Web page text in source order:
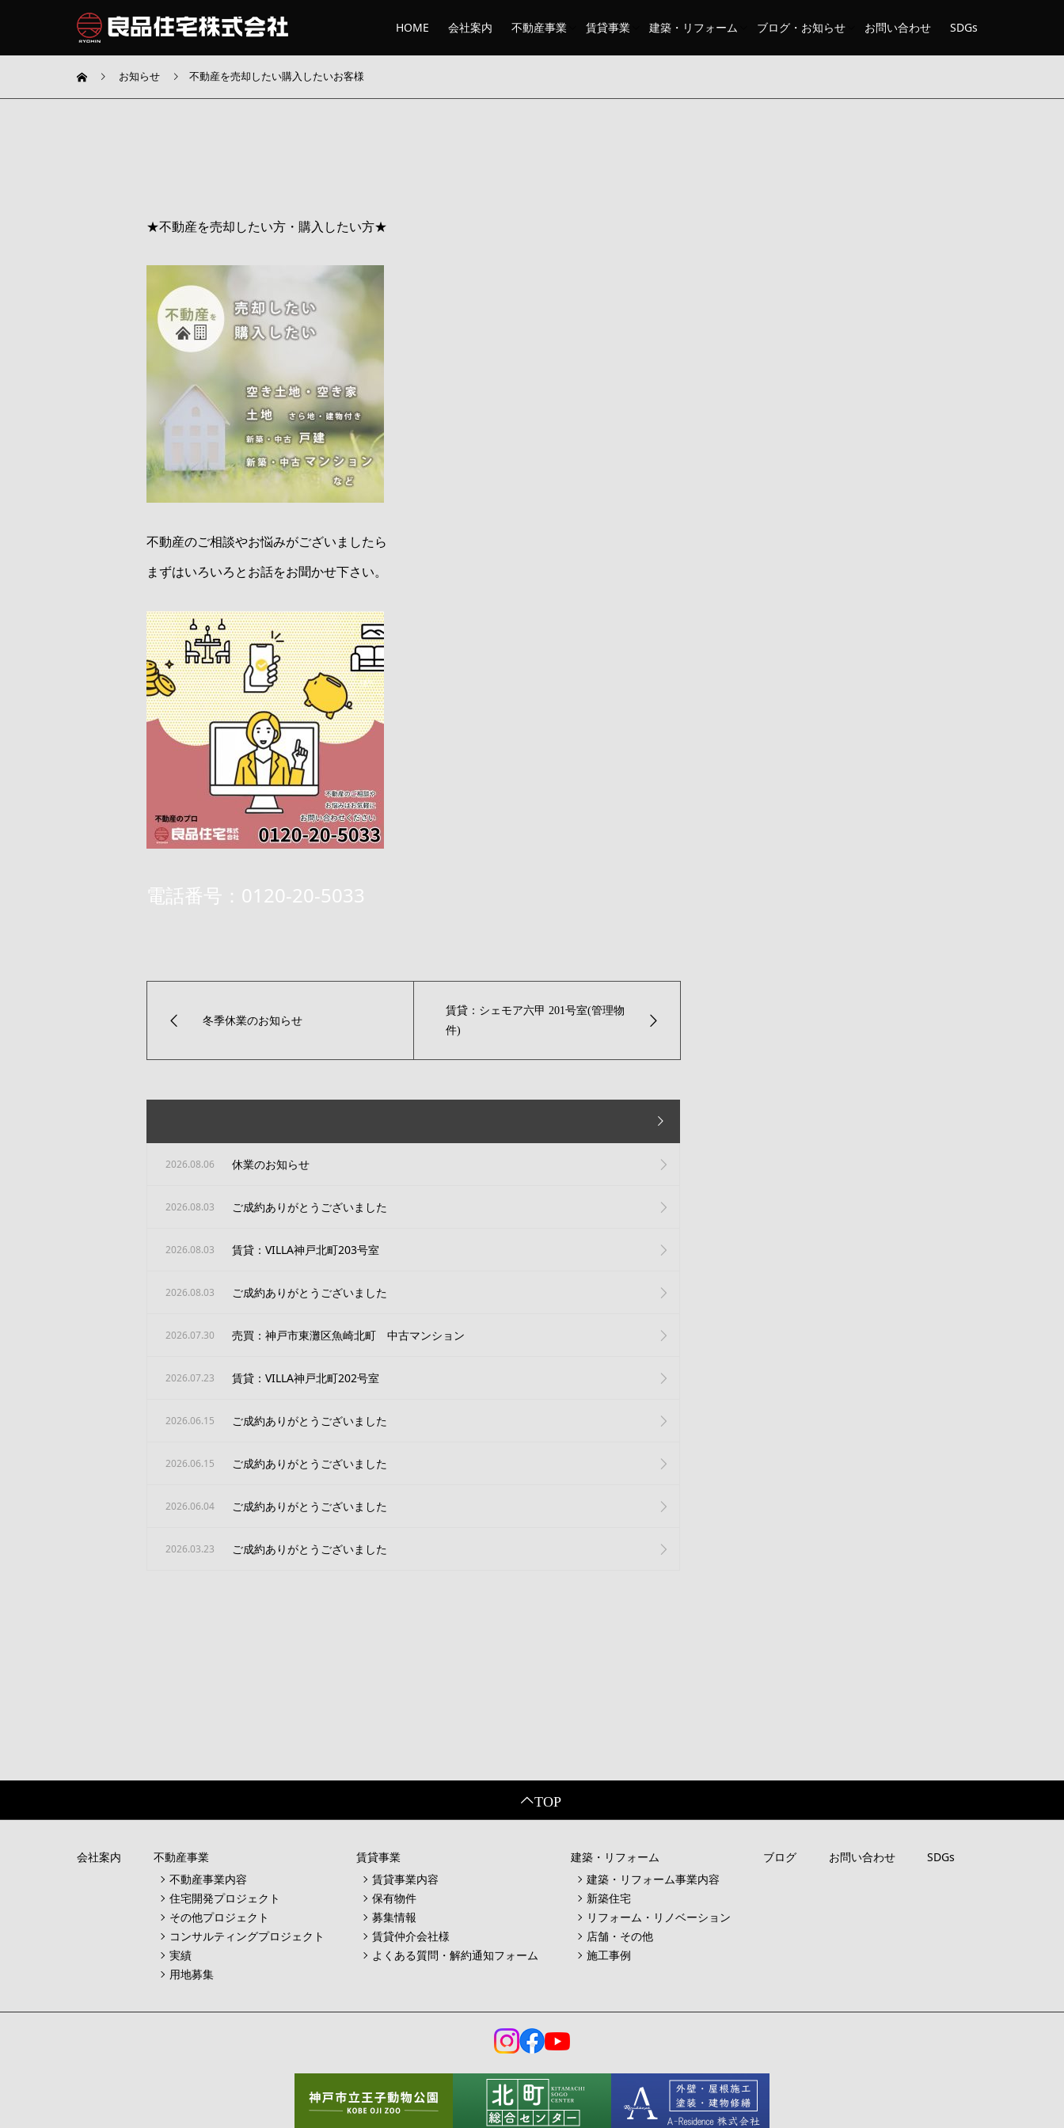
HOME 会社案内 不動産事業 賃貸事業 建築・リフォーム ブログ・お知らせ お問い合わせ SDGs
お知らせ 不動産を売却したい購入したいお客様
★不動産を売却したい方・購入したい方★
不動産のご相談やお悩みがございましたら
まずはいろいろとお話をお聞かせ下さい。
電話番号：0120-20-5033
冬季休業のお知らせ
賃貸：シェモア六甲 201号室(管理物
件)
2026.08.06 休業のお知らせ
2026.08.03 ご成約ありがとうございました
2026.08.03 賃貸：VILLA神戸北町203号室
2026.08.03 ご成約ありがとうございました
2026.07.30 売買：神戸市東灘区魚崎北町 中古マンション
2026.07.23 賃貸：VILLA神戸北町202号室
2026.06.15 ご成約ありがとうございました
2026.06.15 ご成約ありがとうございました
2026.06.04 ご成約ありがとうございました
2026.03.23 ご成約ありがとうございました
会社案内
不動産事業
不動産事業内容
住宅開発プロジェクト
その他プロジェクト
コンサルティングプロジェクト
実績
用地募集
賃貸事業
賃貸事業内容
保有物件
募集情報
賃貸仲介会社様
よくある質問・解約通知フォーム
建築・リフォーム
建築・リフォーム事業内容
新築住宅
リフォーム・リノベーション
店舗・その他
施工事例
ブログ お問い合わせ SDGs